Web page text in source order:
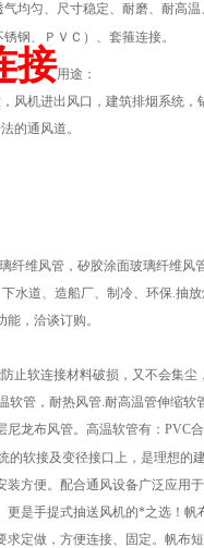
均匀、尺寸稳定、耐磨、耐高
钢、ＰＶＣ）、套箍连接。
接用途：
风机进出风口，建筑排烟系统，
的通风道。
纤维风管，矽胶涂面玻璃纤维
水道、造船厂、制冷、环保.抽
，洽谈订购。
止软连接材料破损，又不会集
软管，耐热风管.耐高温管伸缩
龙布风管。高温软管有：PVC
软接及变径接口上，是理想
方便。配合通风设备广泛应用
是手提式抽送风机的*之选！
定做，方便连接、固定。帆布